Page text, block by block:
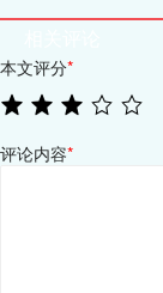
本文评分*
评论内容*